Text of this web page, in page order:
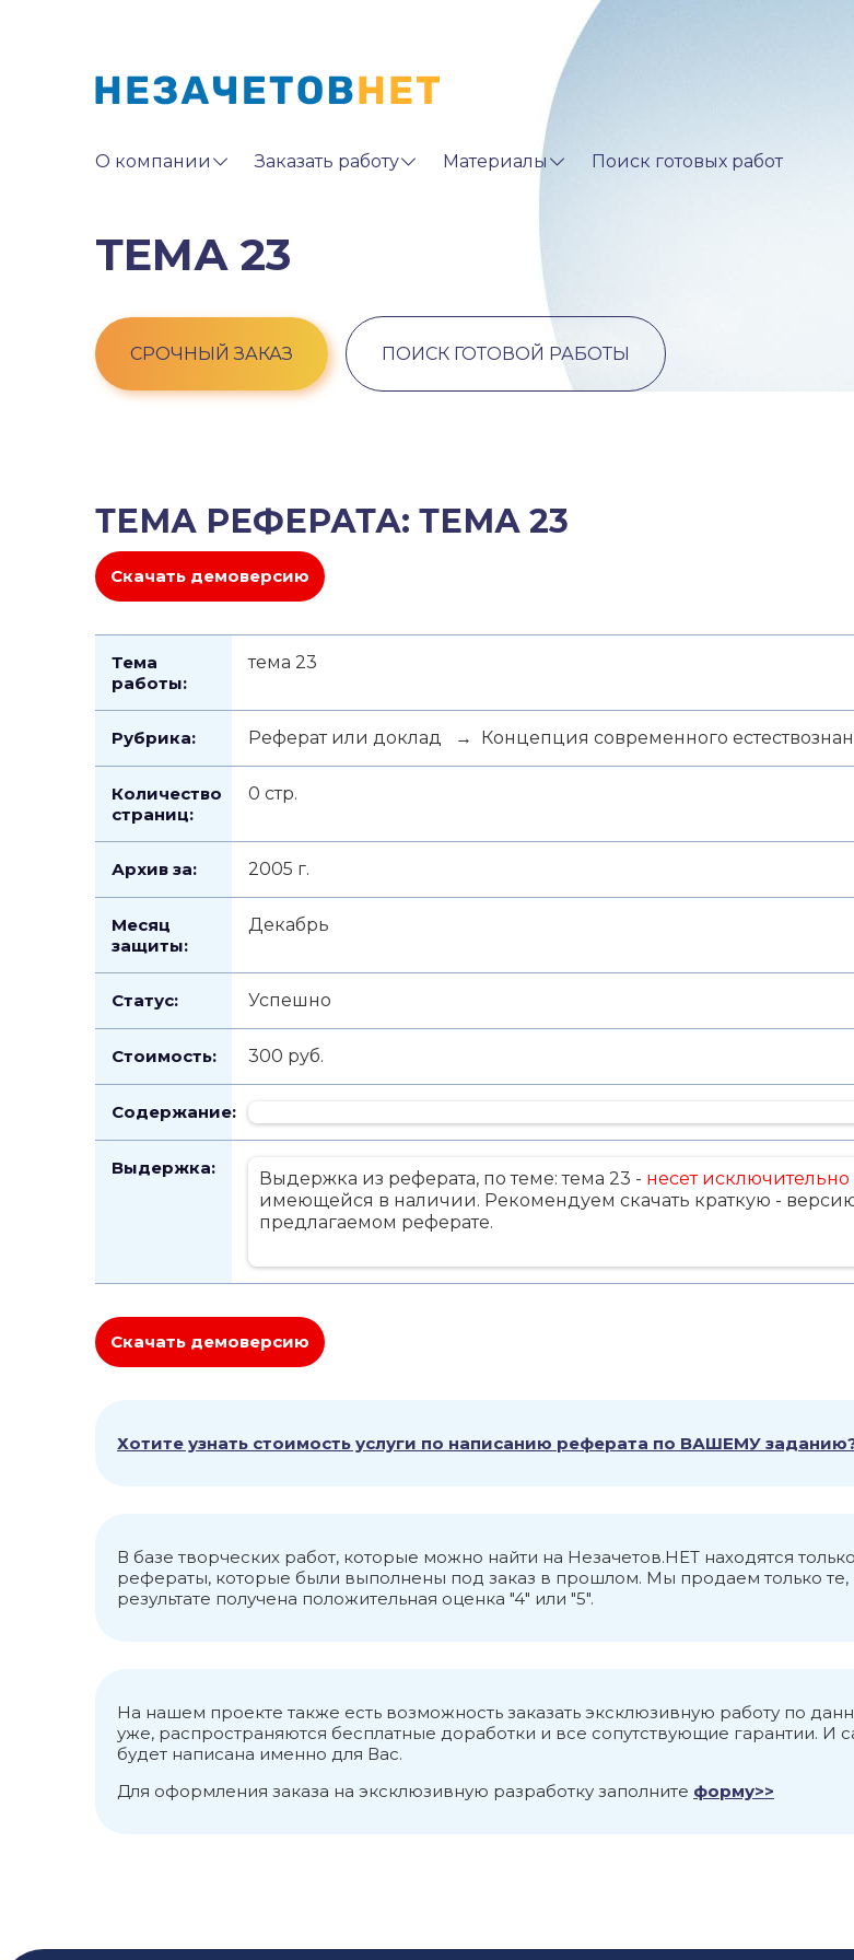
О компании Заказать работу Материалы Поиск готовых работ
ТЕМА 23
СРОЧНЫЙ ЗАКАЗ ПОИСК ГОТОВОЙ РАБОТЫ
ТЕМА РЕФЕРАТА: ТЕМА 23
Скачать демоверсию
Тема
работы:
тема 23
Рубрика: Реферат или доклад → Концепция современного
Количество
страниц:
0 стр.
Архив за: 2005 г.
Месяц
защиты:
Декабрь
Статус: Успешно
Стоимость: 300 руб.
Содержание:
Выдержка:
Выдержка из реферата, по теме: тема 23 - несет
имеющейся в наличии. Рекомендуем скачать краткую -
предлагаемом реферате.
Скачать демоверсию
Хотите узнать стоимость услуги по написанию реферата по ВАШЕМУ
В базе творческих работ, которые можно найти на Незачетов.НЕТ находятся
рефераты, которые были выполнены под заказ в прошлом. Мы продаем только
результате получена положительная оценка "4" или "5".
На нашем проекте также есть возможность заказать эксклюзивную работу по
уже, распространяются бесплатные доработки и все сопутствующие гарантии. И
будет написана именно для Вас.
Для оформления заказа на эксклюзивную разработку заполните форму>>